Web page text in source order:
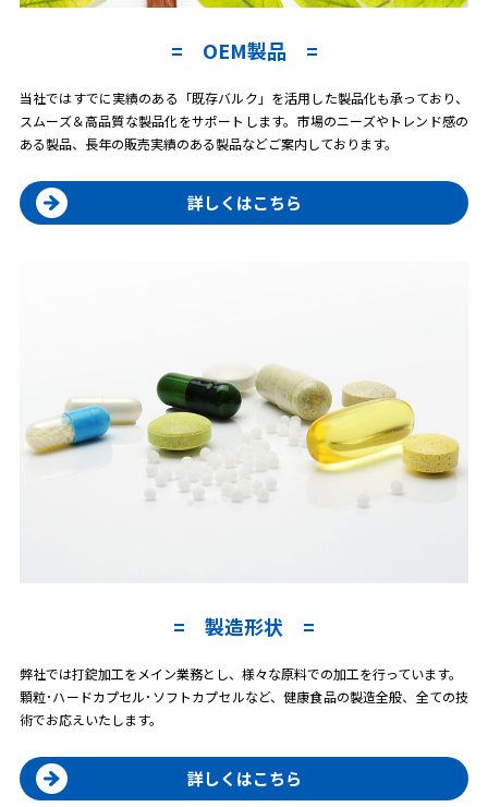
OEM製品
当社ではすでに実績のある「既存バルク」を活用した製品化も承っており、
スムーズ＆高品質な製品化をサポートします。市場のニーズやトレンド感の
ある製品、長年の販売実績のある製品などご案内しております。
詳しくはこちら
製造形状
弊社では打錠加工をメイン業務とし、様々な原料での加工を行っています。
顆粒･ハードカプセル･ソフトカプセルなど、健康食品の製造全般、全ての技
術でお応えいたします。
詳しくはこちら